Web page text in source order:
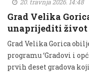
20. travnja 2026. 14:48
Grad Velika
unaprijediti život
Grad Velika Gorica
programu ‘Gradovi i
prvih deset gradova